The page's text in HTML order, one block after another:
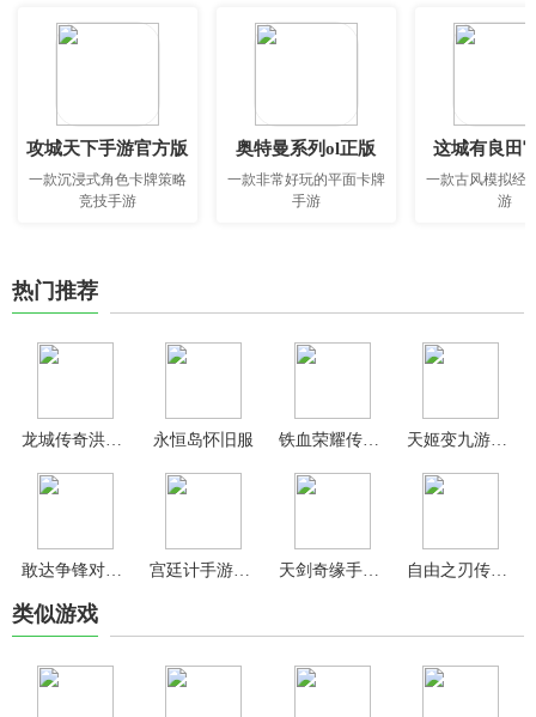
攻城天下手游官方版
一款沉浸式角色卡牌策略
竞技手游
奥特曼系列ol正版
一款非常好玩的平面卡牌
手游
这城有良田
一款古风模拟经
游
热门推荐
龙城传奇洪荒免费版 永恒岛怀旧服 铁血荣耀传奇手游官方版
敢达争锋对决百度版 天剑奇缘手游官方版
类似游戏